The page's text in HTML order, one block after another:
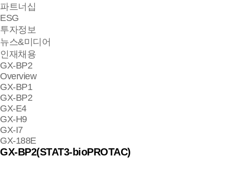
파트너십
ESG
투자정보
뉴스&미디어
인재채용
GX-BP2
Overview
GX-BP1
GX-BP2
GX-E4
GX-H9
GX-I7
GX-188E
GX-BP2(STAT3-bioPROTAC)